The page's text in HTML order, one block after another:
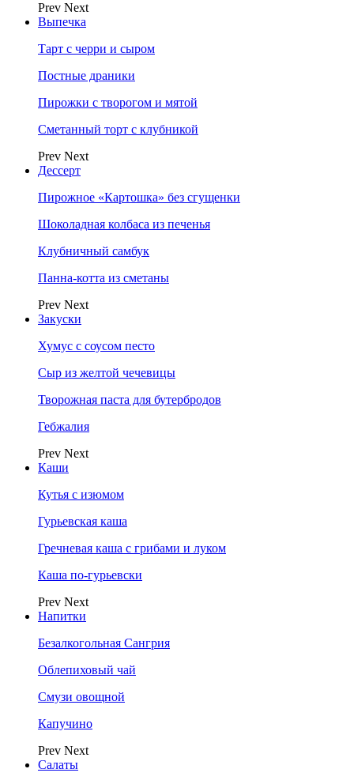
Prev Next
Выпечка
Тарт с черри и сыром
Постные драники
Пирожки с творогом и мятой
Сметанный торт с клубникой
Prev Next
Дессерт
Пирожное «Картошка» без сгущенки
Шоколадная колбаса из печенья
Клубничный самбук
Панна-котта из сметаны
Prev Next
Закуски
Хумус с соусом песто
Сыр из желтой чечевицы
Творожная паста для бутербродов
Гебжалия
Prev Next
Каши
Кутья с изюмом
Гурьевская каша
Гречневая каша с грибами и луком
Каша по-гурьевски
Prev Next
Напитки
Безалкогольная Сангрия
Облепиховый чай
Смузи овощной
Капучино
Prev Next
Салаты